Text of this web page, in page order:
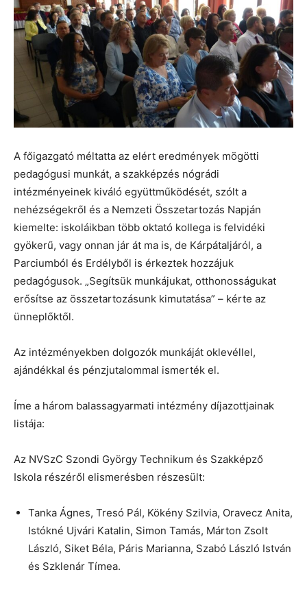
A főigazgató méltatta az elért eredmények mögötti
pedagógusi munkát, a szakképzés nógrádi
intézményeinek kiváló együttműködését, szólt a
nehézségekről és a Nemzeti Összetartozás Napján
kiemelte: iskoláikban több oktató kollega is felvidéki
gyökerű, vagy onnan jár át ma is, de Kárpátaljáról, a
Parciumból és Erdélyből is érkeztek hozzájuk
pedagógusok. „Segítsük munkájukat, otthonosságukat
erősítse az összetartozásunk kimutatása” – kérte az
ünneplőktől.
Az intézményekben dolgozók munkáját oklevéllel,
ajándékkal és pénzjutalommal ismerték el.
Íme a három balassagyarmati intézmény díjazottjainak
listája:
Az NVSzC Szondi György Technikum és Szakképző
Iskola részéről elismerésben részesült:
Tanka Ágnes, Tresó Pál, Kökény Szilvia, Oravecz Anita,
Istókné Ujvári Katalin, Simon Tamás, Márton Zsolt
László, Siket Béla, Páris Marianna, Szabó László István
és Szklenár Tímea.